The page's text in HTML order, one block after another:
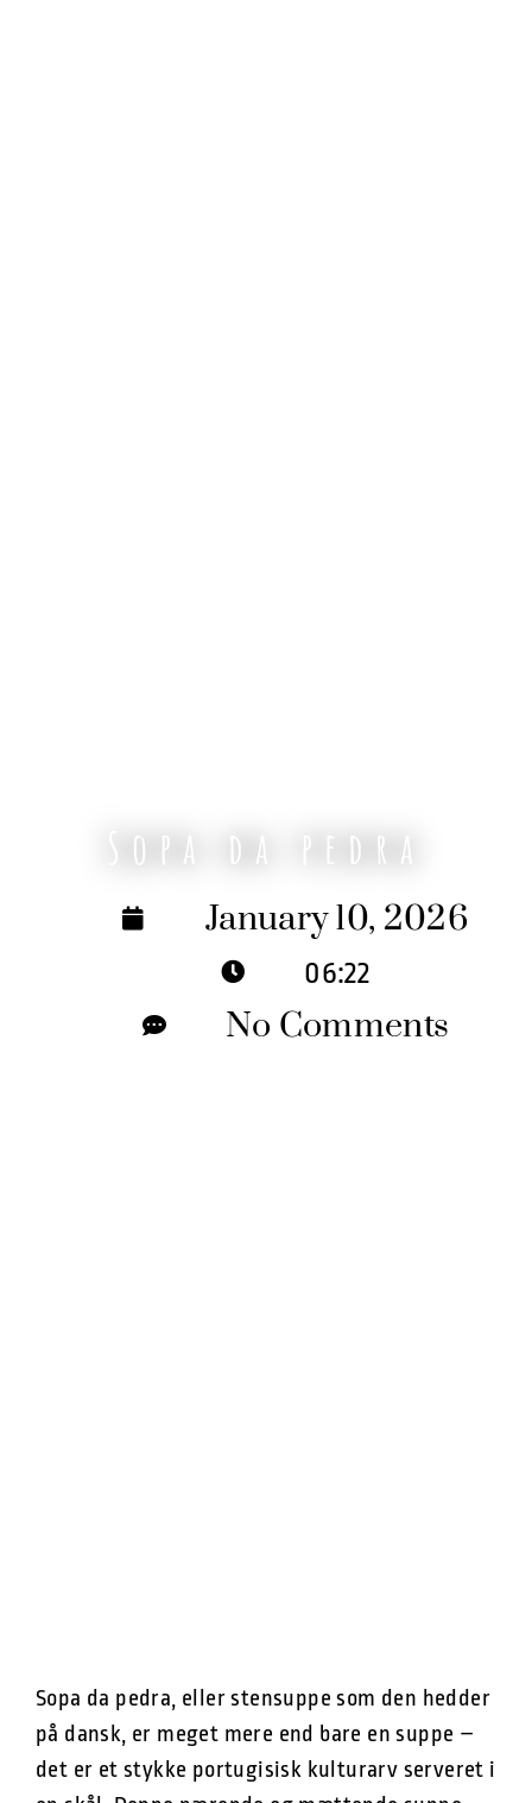
Sopa da pedra
January 10, 2026
06:22
No Comments
Sopa da pedra, eller stensuppe som den hedder
på dansk, er meget mere end bare en suppe –
det er et stykke portugisisk kulturarv serveret i